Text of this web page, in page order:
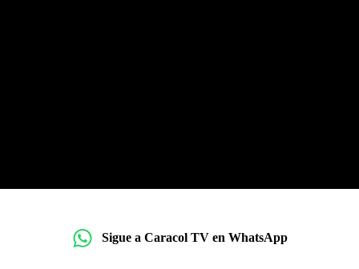
Sigue a Caracol TV en WhatsApp